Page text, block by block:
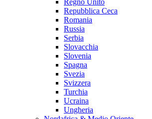
Repubblica Ceca
Romania
Russia
Serbia
Slovacchia
Slovenia
Spagna
Svezia
Svizzera
Turchia
Ucraina
Ungheria